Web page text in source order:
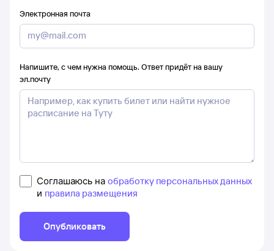
Электронная почта
Напишите, с чем нужна помощь. Ответ придёт на вашу
эл.почту
Соглашаюсь на обработку персональных данных
и правила размещения
Опубликовать